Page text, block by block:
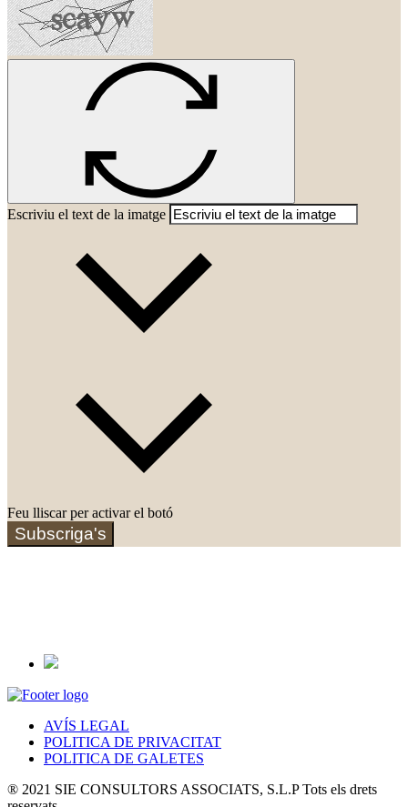
Escriviu el text de la imatge
Feu lliscar per activar el botó
Subscriga's
AVÍS LEGAL
POLITICA DE PRIVACITAT
POLITICA DE GALETES
® 2021 SIE CONSULTORS ASSOCIATS, S.L.P Tots els drets